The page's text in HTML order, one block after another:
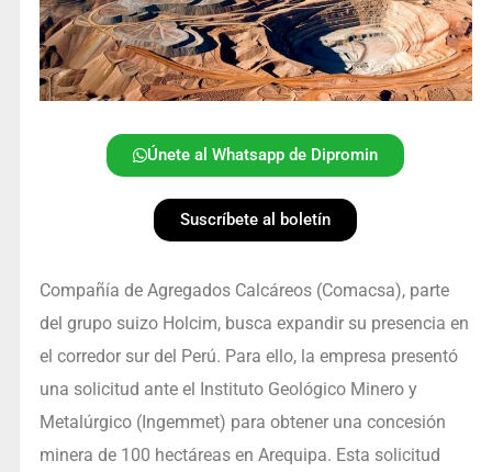
Únete al Whatsapp de Dipromin
Suscríbete al boletín
Compañía de Agregados Calcáreos (Comacsa), parte
del grupo suizo Holcim, busca expandir su presencia en
el corredor sur del Perú. Para ello, la empresa presentó
una solicitud ante el Instituto Geológico Minero y
Metalúrgico (Ingemmet) para obtener una concesión
minera de 100 hectáreas en Arequipa. Esta solicitud